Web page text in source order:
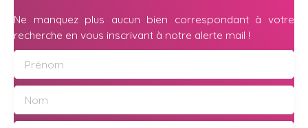
Ne manquez plus aucun bien correspondant à votre
recherche en vous inscrivant à notre alerte mail !
Prénom
Nom